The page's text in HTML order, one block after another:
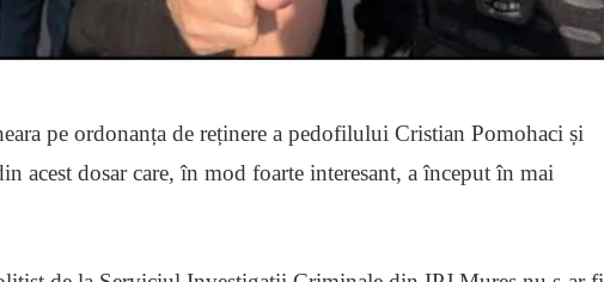
pe ordonanța de reținere a pedofilului Cristian Pomohaci și
acest dosar care, în mod foarte interesant, a început în mai